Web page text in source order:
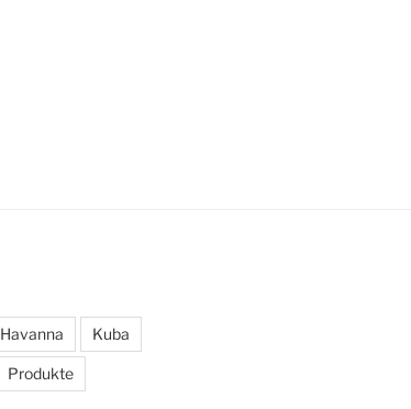
Havanna Kuba
Produkte